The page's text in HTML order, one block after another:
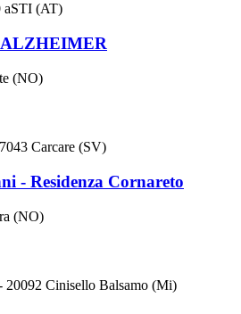
aSTI (AT)
(NO)
Carcare (SV)
- Residenza Cornareto
(NO)
20092 Cinisello Balsamo (Mi)